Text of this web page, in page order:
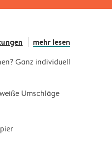
mehr lesen
Ganz individuell
Umschläge